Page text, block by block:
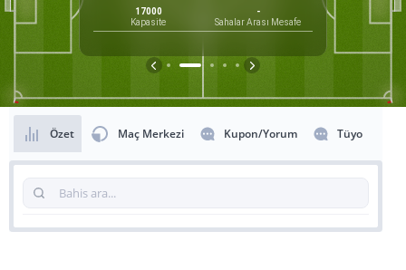
17000
Kapasite
-
Sahalar Arası Mesafe
Özet Maç Merkezi Kupon/Yorum Tüyo